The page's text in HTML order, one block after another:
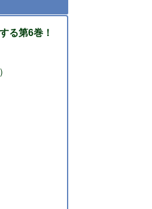
る第6巻！